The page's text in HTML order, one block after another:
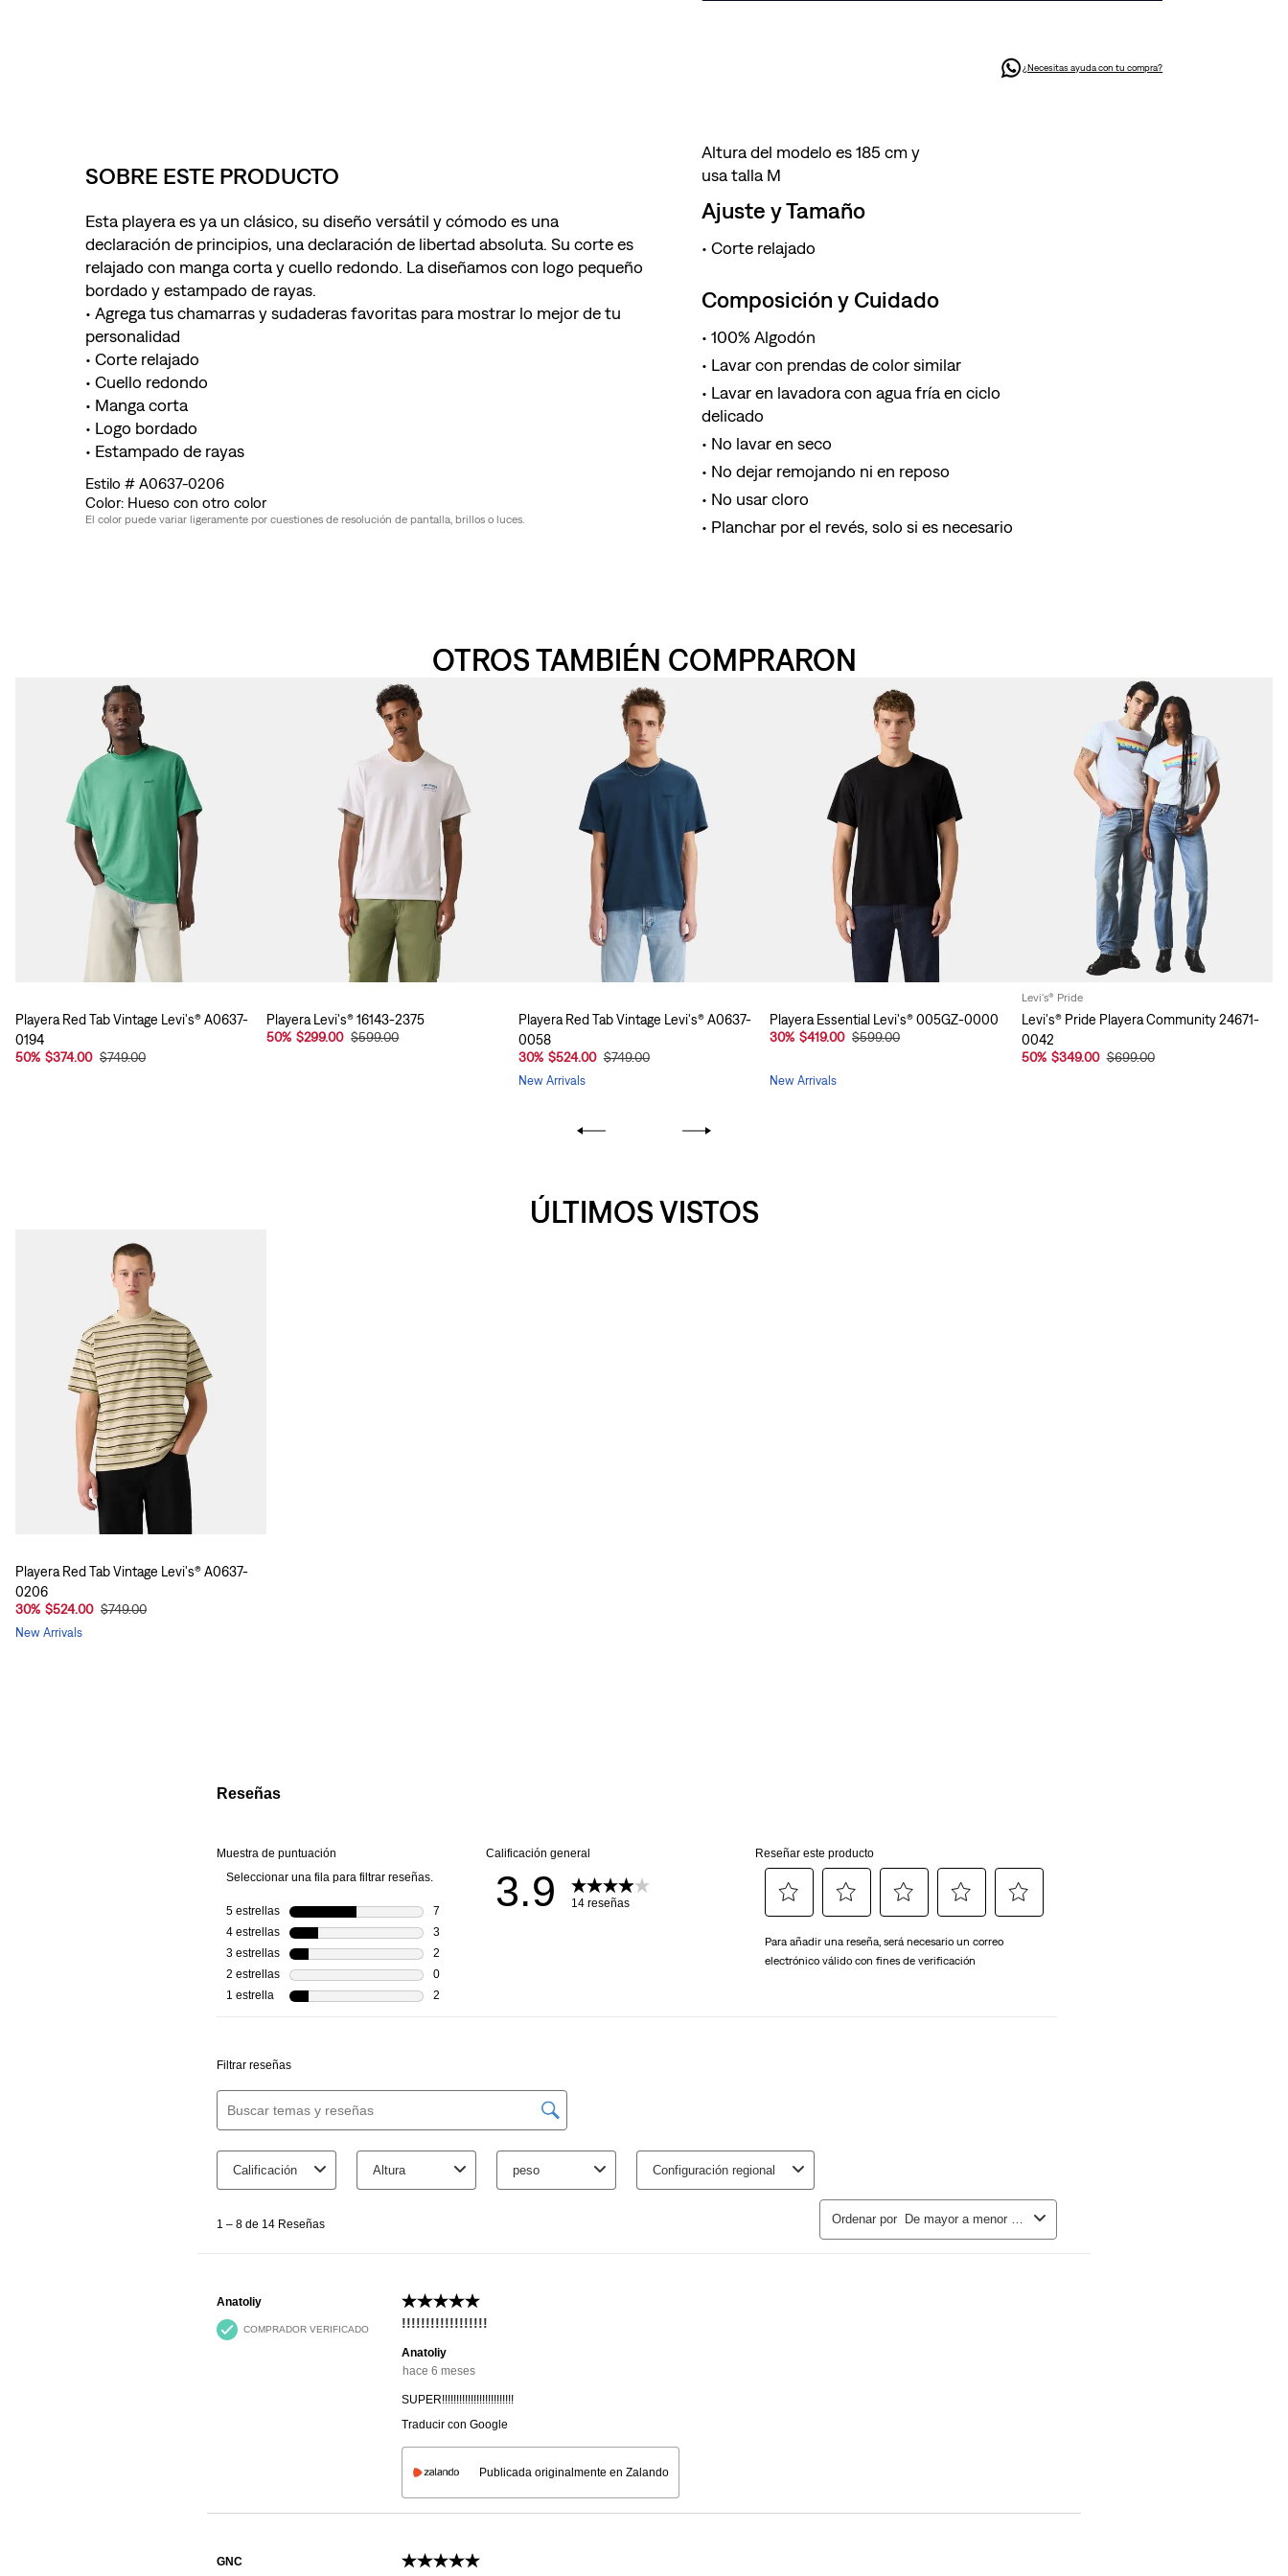
¿Necesitas ayuda con tu compra?
SOBRE ESTE PRODUCTO
Esta playera es ya un clásico, su diseño versátil y cómodo es una
declaración de principios, una declaración de libertad absoluta. Su corte es
relajado con manga corta y cuello redondo. La diseñamos con logo pequeño
bordado y estampado de rayas.
• Agrega tus chamarras y sudaderas favoritas para mostrar lo mejor de tu
personalidad
• Corte relajado
• Cuello redondo
• Manga corta
• Logo bordado
• Estampado de rayas
A0637-0206
Hueso con otro color
El color puede variar ligeramente por cuestiones de resolución de pantalla, brillos o luces.
Altura del modelo es 185 cm y
usa talla M
Ajuste y Tamaño
Corte relajado
Composición y Cuidado
100% Algodón
Lavar con prendas de color similar
Lavar en lavadora con agua fría en ciclo
delicado
No lavar en seco
No dejar remojando ni en reposo
No usar cloro
Planchar por el revés, solo si es necesario
OTROS TAMBIÉN COMPRARON
Playera Red Tab Vintage Levi's® A0637-
0194
50% $374.00 $749.00
Playera Levi's® 16143-2375
50% $299.00 $599.00
Playera Red Tab Vintage Levi's® A0637-
0058
30% $524.00 $749.00
New Arrivals
Playera Essential Levi's® 005GZ-0000
30% $419.00 $599.00
New Arrivals
Levi's® Pride
Levi's® Pride Playera Community 24671-
0042
50% $349.00 $699.00
ÚLTIMOS VISTOS
Playera Red Tab Vintage Levi's® A0637-
0206
30% $524.00 $749.00
New Arrivals